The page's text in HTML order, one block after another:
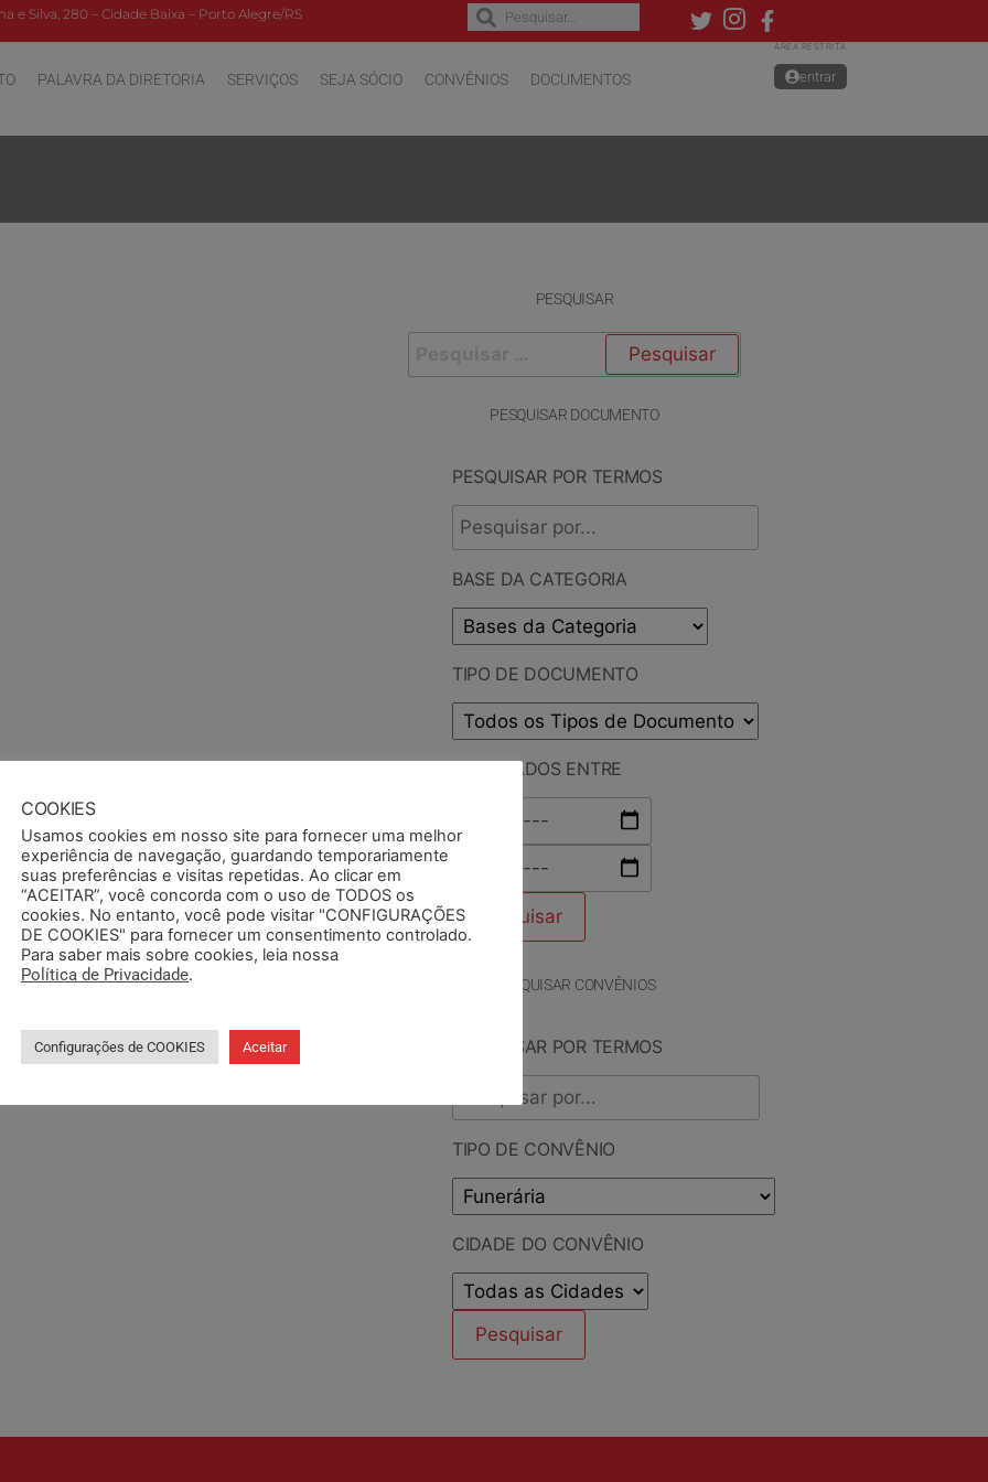
e Silva, 280 – Cidade Baixa – Porto Alegre/RS
PALAVRA DA DIRETORIA SERVIÇOS SEJA SÓCIO CONVÊNIOS DOCUMENTOS
ÁREA RESTRITA
entrar
PESQUISAR
PESQUISAR DOCUMENTO
PESQUISAR POR TERMOS
BASE DA CATEGORIA
TIPO DE DOCUMENTO
PUBLICADOS ENTRE
PESQUISAR CONVÊNIOS
PESQUISAR POR TERMOS
TIPO DE CONVÊNIO
CIDADE DO CONVÊNIO
COOKIES
Usamos cookies em nosso site para fornecer uma melhor
experiência de navegação, guardando temporariamente
suas preferências e visitas repetidas. Ao clicar em
“ACEITAR”, você concorda com o uso de TODOS os
cookies. No entanto, você pode visitar "CONFIGURAÇÕES
DE COOKIES" para fornecer um consentimento controlado.
Para saber mais sobre cookies, leia nossa
Política de Privacidade.
Configurações de COOKIES Aceitar